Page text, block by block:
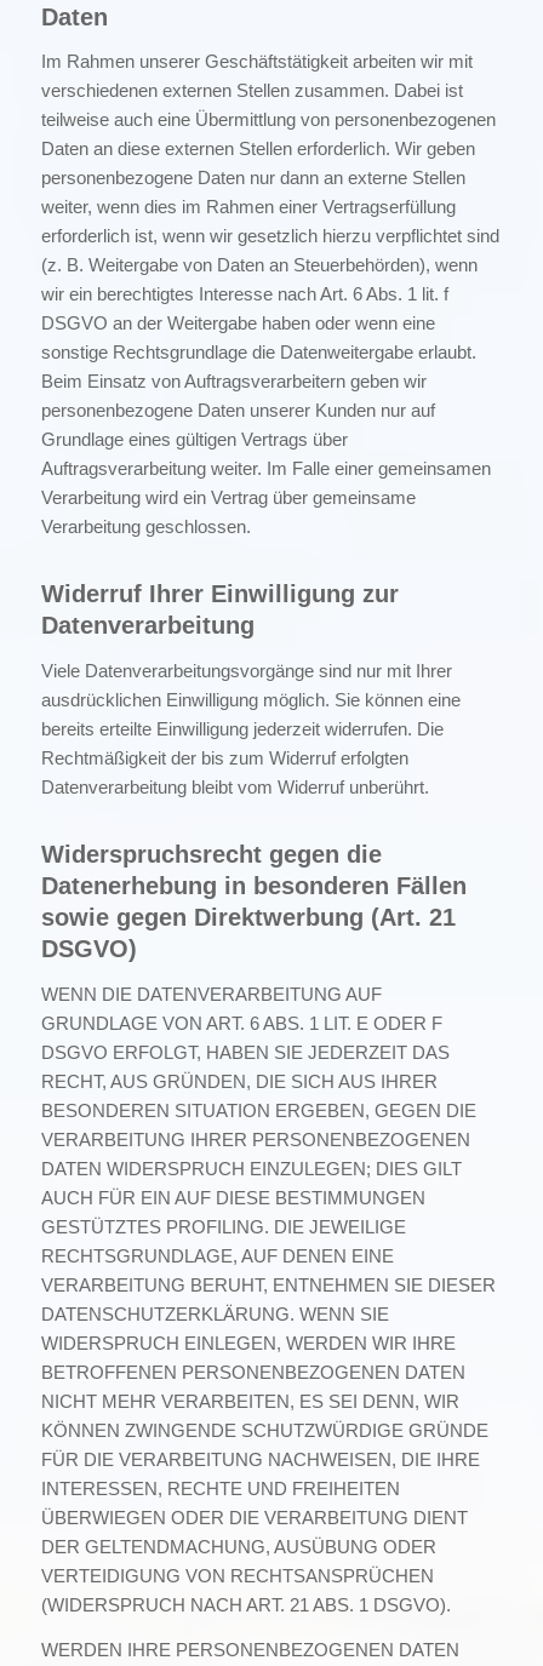
Daten
Im Rahmen unserer Geschäftstätigkeit arbeiten wir mit
verschiedenen externen Stellen zusammen. Dabei ist
teilweise auch eine Übermittlung von personenbezogenen
Daten an diese externen Stellen erforderlich. Wir geben
personenbezogene Daten nur dann an externe Stellen
weiter, wenn dies im Rahmen einer Vertragserfüllung
erforderlich ist, wenn wir gesetzlich hierzu verpflichtet sind
(z. B. Weitergabe von Daten an Steuerbehörden), wenn
wir ein berechtigtes Interesse nach Art. 6 Abs. 1 lit. f
DSGVO an der Weitergabe haben oder wenn eine
sonstige Rechtsgrundlage die Datenweitergabe erlaubt.
Beim Einsatz von Auftragsverarbeitern geben wir
personenbezogene Daten unserer Kunden nur auf
Grundlage eines gültigen Vertrags über
Auftragsverarbeitung weiter. Im Falle einer gemeinsamen
Verarbeitung wird ein Vertrag über gemeinsame
Verarbeitung geschlossen.
Widerruf Ihrer Einwilligung zur
Datenverarbeitung
Viele Datenverarbeitungsvorgänge sind nur mit Ihrer
ausdrücklichen Einwilligung möglich. Sie können eine
bereits erteilte Einwilligung jederzeit widerrufen. Die
Rechtmäßigkeit der bis zum Widerruf erfolgten
Datenverarbeitung bleibt vom Widerruf unberührt.
Widerspruchsrecht gegen die
Datenerhebung in besonderen Fällen
sowie gegen Direktwerbung (Art. 21
DSGVO)
WENN DIE DATENVERARBEITUNG AUF
GRUNDLAGE VON ART. 6 ABS. 1 LIT. E ODER F
DSGVO ERFOLGT, HABEN SIE JEDERZEIT DAS
RECHT, AUS GRÜNDEN, DIE SICH AUS IHRER
BESONDEREN SITUATION ERGEBEN, GEGEN DIE
VERARBEITUNG IHRER PERSONENBEZOGENEN
DATEN WIDERSPRUCH EINZULEGEN; DIES GILT
AUCH FÜR EIN AUF DIESE BESTIMMUNGEN
GESTÜTZTES PROFILING. DIE JEWEILIGE
RECHTSGRUNDLAGE, AUF DENEN EINE
VERARBEITUNG BERUHT, ENTNEHMEN SIE DIESER
DATENSCHUTZERKLÄRUNG. WENN SIE
WIDERSPRUCH EINLEGEN, WERDEN WIR IHRE
BETROFFENEN PERSONENBEZOGENEN DATEN
NICHT MEHR VERARBEITEN, ES SEI DENN, WIR
KÖNNEN ZWINGENDE SCHUTZWÜRDIGE GRÜNDE
FÜR DIE VERARBEITUNG NACHWEISEN, DIE IHRE
INTERESSEN, RECHTE UND FREIHEITEN
ÜBERWIEGEN ODER DIE VERARBEITUNG DIENT
DER GELTENDMACHUNG, AUSÜBUNG ODER
VERTEIDIGUNG VON RECHTSANSPRÜCHEN
(WIDERSPRUCH NACH ART. 21 ABS. 1 DSGVO).
WERDEN IHRE PERSONENBEZOGENEN DATEN